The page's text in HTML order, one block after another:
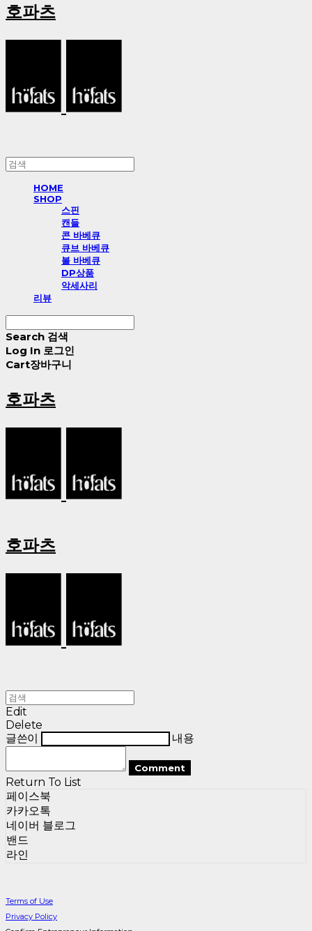
호파츠
HOME
SHOP
스핀
캔들
콘 바베큐
큐브 바베큐
볼 바베큐
DP상품
악세사리
리뷰
Search 검색
Log In 로그인
Cart장바구니
호파츠
호파츠
Edit
Delete
글쓴이
내용
Comment
Return To List
페이스북
카카오톡
네이버 블로그
밴드
라인
Terms of Use
Privacy Policy